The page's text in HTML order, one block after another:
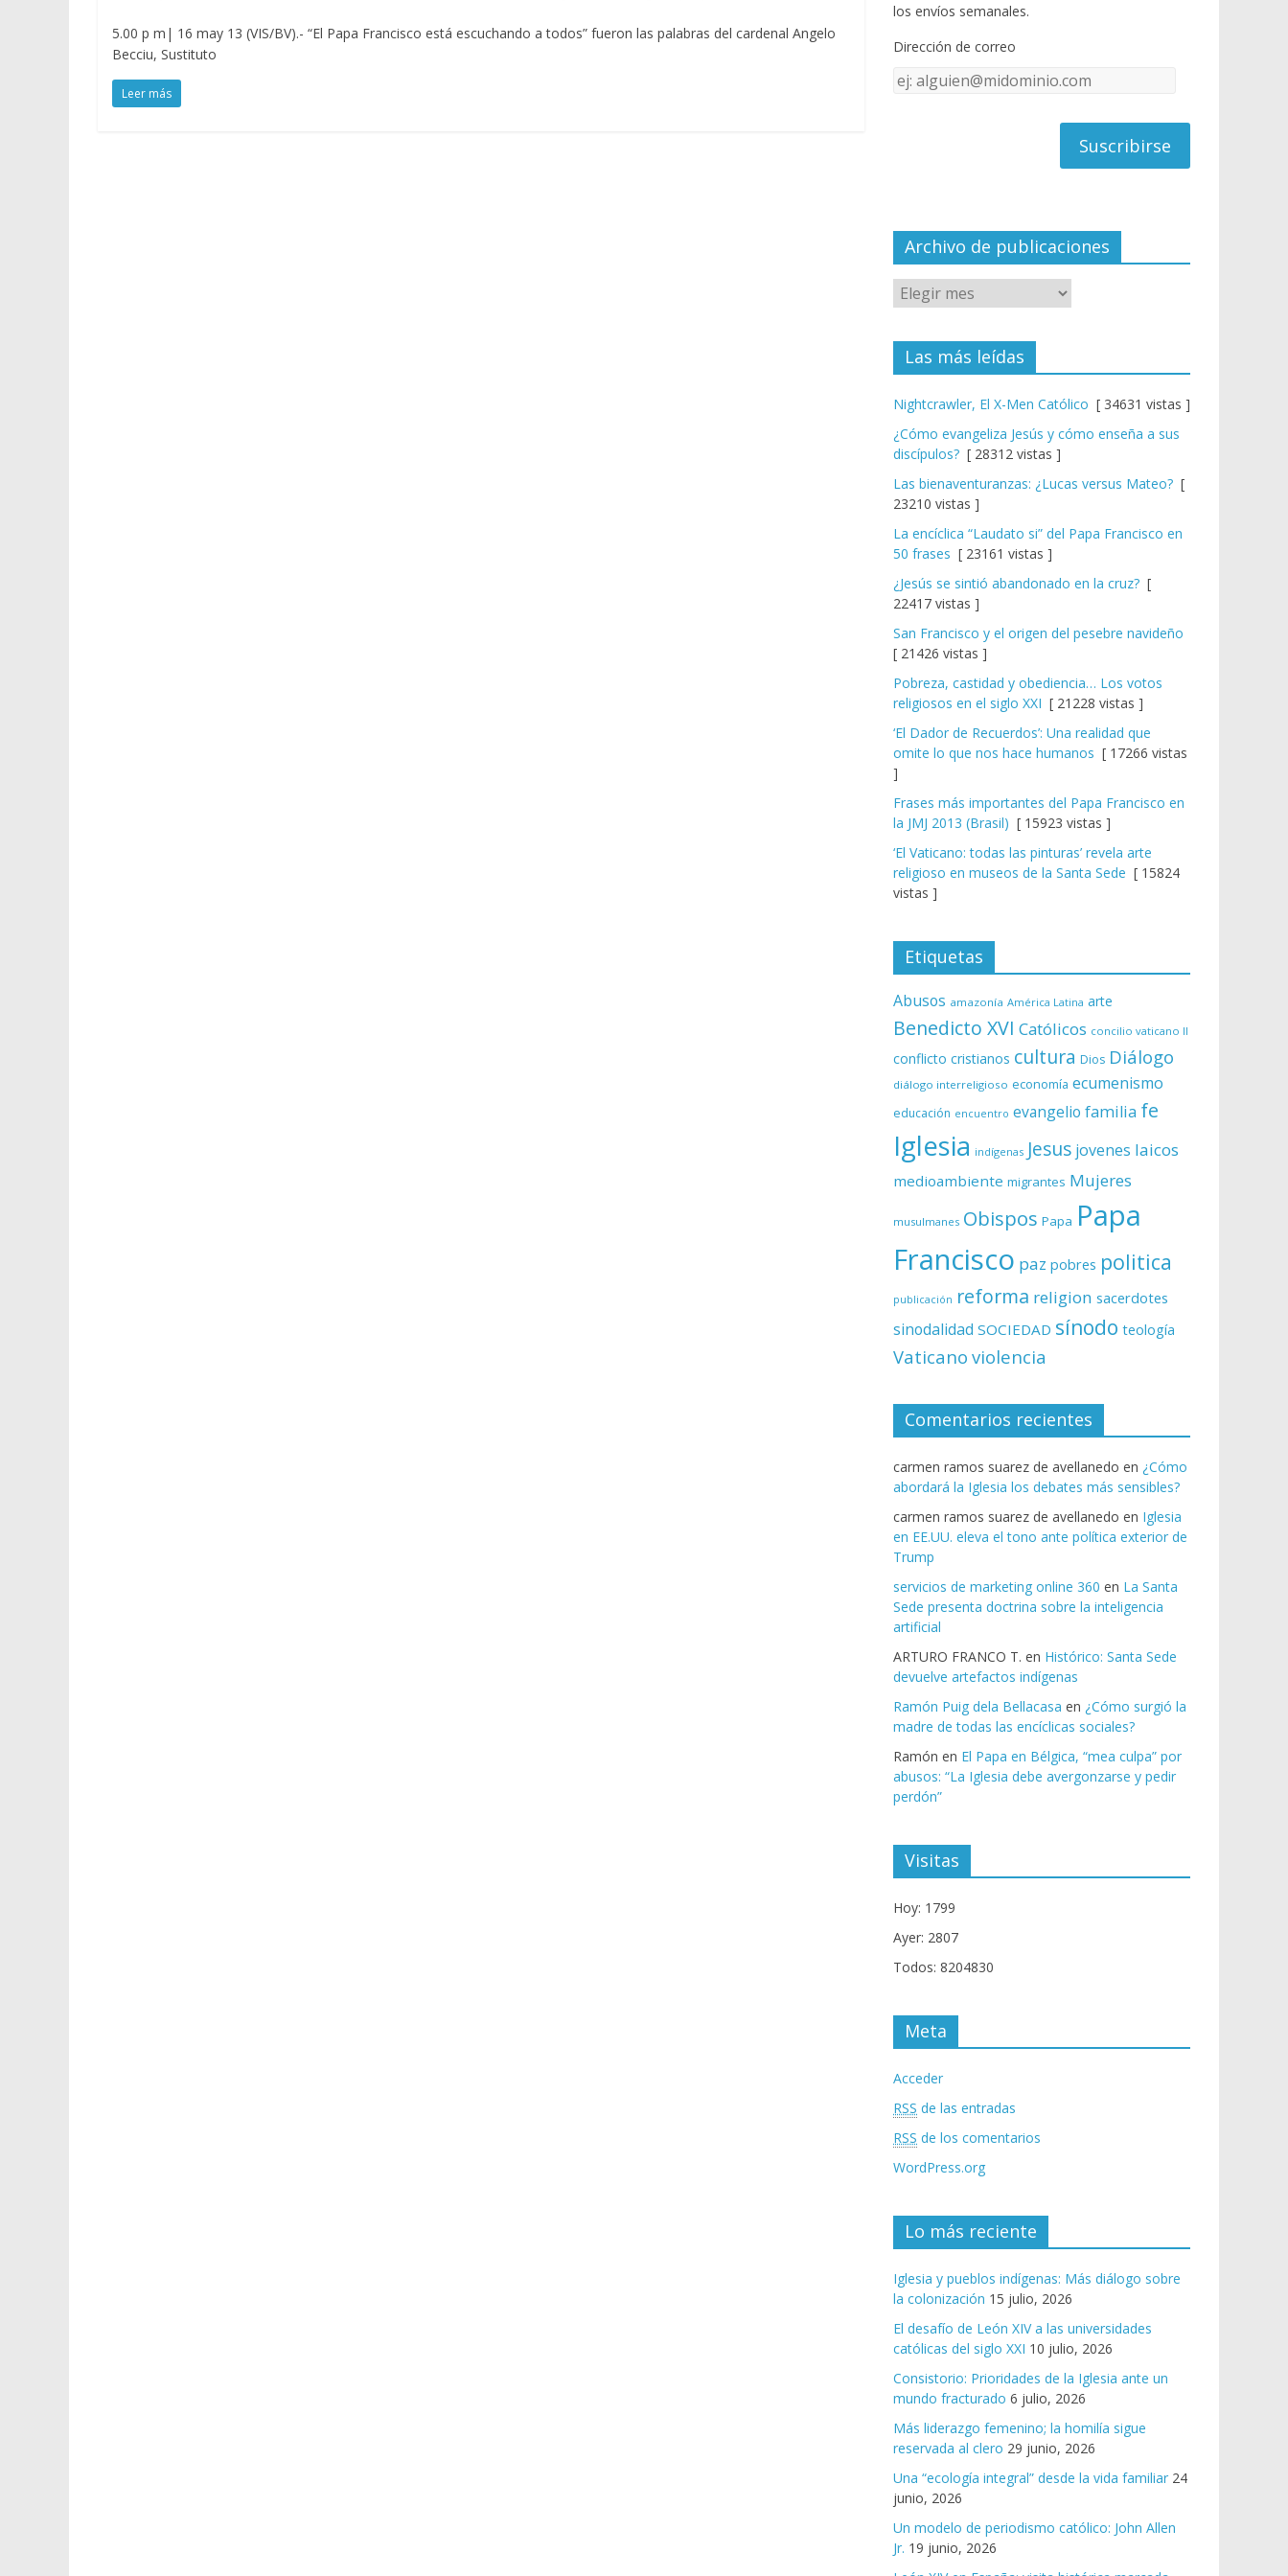
5.00 p m| 16 may 13 (VIS/BV).- “El Papa Francisco está escuchando a todos” fueron las palabras del cardenal Angelo
Becciu, Sustituto
Leer más
o
k e
C
el
los envíos semanales.
Dirección de correo
Dirección
Archivo de publicaciones
Las más leídas
Nightcrawler, El X-Men Católico [ 34631 vistas ]
¿Cómo evangeliza Jesús y cómo enseña a sus
discípulos? [ 28312 vistas ]
Las bienaventuranzas: ¿Lucas versus Mateo? [
23210 vistas ]
La encíclica “Laudato si” del Papa Francisco en
50 frases [ 23161 vistas ]
¿Jesús se sintió abandonado en la cruz? [
22417 vistas ]
San Francisco y el origen del pesebre navideño
[ 21426 vistas ]
Pobreza, castidad y obediencia… Los votos
religiosos en el siglo XXI [ 21228 vistas ]
‘El Dador de Recuerdos’: Una realidad que
omite lo que nos hace humanos [ 17266 vistas
]
Frases más importantes del Papa Francisco en
la JMJ 2013 (Brasil) [ 15923 vistas ]
‘El Vaticano: todas las pinturas’ revela arte
religioso en museos de la Santa Sede [ 15824
vistas ]
Etiquetas
Abusos amazonía América Latina arte
Benedicto XVI Católicos concilio vaticano II
conflicto cristianos cultura Dios Diálogo
diálogo interreligioso economía ecumenismo
educación encuentro evangelio familia fe
Iglesia indígenas Jesus jovenes laicos
medioambiente migrantes Mujeres
musulmanes Obispos Papa Papa
Francisco paz pobres politica
publicación reforma religion sacerdotes
sinodalidad SOCIEDAD sínodo teología
Vaticano violencia
Comentarios recientes
carmen ramos suarez de avellanedo en ¿Cómo
abordará la Iglesia los debates más sensibles?
carmen ramos suarez de avellanedo en Iglesia
en EE.UU. eleva el tono ante política exterior de
Trump
servicios de marketing online 360 en La Santa
Sede presenta doctrina sobre la inteligencia
artificial
ARTURO FRANCO T. en Histórico: Santa Sede
devuelve artefactos indígenas
Ramón Puig dela Bellacasa en ¿Cómo surgió la
madre de todas las encíclicas sociales?
Ramón en El Papa en Bélgica, “mea culpa” por
abusos: “La Iglesia debe avergonzarse y pedir
perdón”
Visitas
Hoy: 1799
Ayer: 2807
Todos: 8204830
Meta
Acceder
RSS de las entradas
RSS de los comentarios
WordPress.org
Lo más reciente
Iglesia y pueblos indígenas: Más diálogo sobre
la colonización 15 julio, 2026
El desafío de León XIV a las universidades
católicas del siglo XXI 10 julio, 2026
Consistorio: Prioridades de la Iglesia ante un
mundo fracturado 6 julio, 2026
Más liderazgo femenino; la homilía sigue
reservada al clero 29 junio, 2026
Una “ecología integral” desde la vida familiar 24
junio, 2026
Un modelo de periodismo católico: John Allen
Jr. 19 junio, 2026